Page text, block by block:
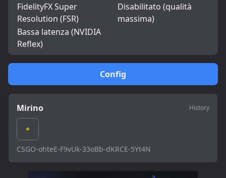
Config
Mirino History
CSGO-ohteE-F9vUk-33oBb-dKRCE-5Yt4N
FidelityFX Super
Resolution (FSR)
Disabilitato (qualità
massima)
Bassa latenza (NVIDIA
Reflex)